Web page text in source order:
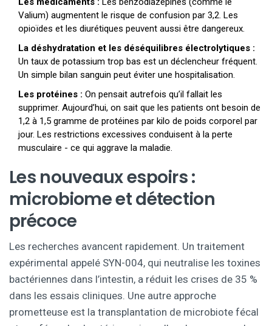
Valium) augmentent le risque de confusion par 3,2. Les
opioïdes et les diurétiques peuvent aussi être dangereux.
La déshydratation et les déséquilibres électrolytiques :
Un taux de potassium trop bas est un déclencheur fréquent.
Un simple bilan sanguin peut éviter une hospitalisation.
Les protéines : On pensait autrefois qu’il fallait les
supprimer. Aujourd’hui, on sait que les patients ont besoin de
1,2 à 1,5 gramme de protéines par kilo de poids corporel par
jour. Les restrictions excessives conduisent à la perte
musculaire - ce qui aggrave la maladie.
Les nouveaux espoirs :
microbiome et détection
précoce
Les recherches avancent rapidement. Un traitement
expérimental appelé SYN-004, qui neutralise les toxines
bactériennes dans l’intestin, a réduit les crises de 35 %
dans les essais cliniques. Une autre approche
prometteuse est la transplantation de microbiote fécal